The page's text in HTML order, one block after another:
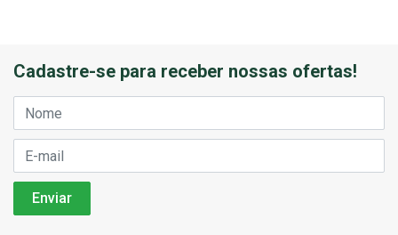
Cadastre-se para receber nossas ofertas!